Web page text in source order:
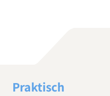
Praktisch